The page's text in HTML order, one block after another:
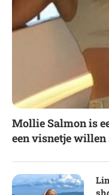
Mollie Salmon is
een visnetje willen